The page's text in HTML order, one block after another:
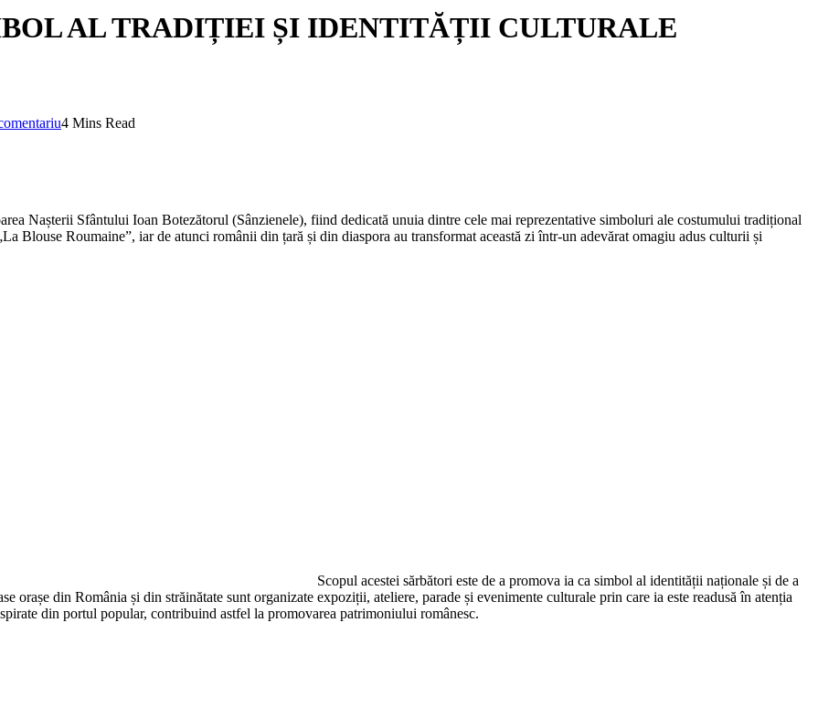
AL TRADIȚIEI ȘI IDENTITĂȚII CULTURALE
4 Mins Read
Nașterii Sfântului Ioan Botezătorul (Sânzienele), fiind dedicată unuia dintre cele mai reprezentative simboluri ale costumului tradițional
Blouse Roumaine”, iar de atunci românii din țară și din diaspora au transformat această zi într-un adevărat omagiu adus culturii și
Scopul acestei sărbători este de a promova ia ca simbol al identității naționale și de a
orașe din România și din străinătate sunt organizate expoziții, ateliere, parade și evenimente culturale prin care ia este readusă în atenția
din portul popular, contribuind astfel la promovarea patrimoniului românesc.